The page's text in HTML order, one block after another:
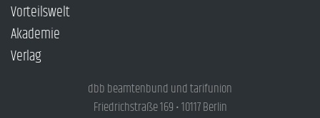
Vorteilswelt
Akademie
Verlag
dbb beamtenbund und tarifunion
Friedrichstraße 169 • 10117 Berlin